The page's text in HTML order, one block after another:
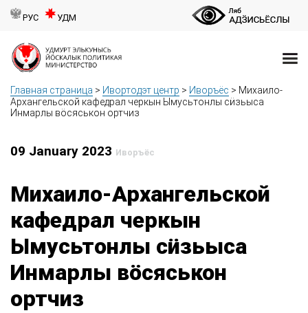
РУС УДМ
Главная страница > Ивортодэт центр > Иворъёс > Михаило-
Архангельской кафедрал черкын Ымусьтонлы сӥзьыса
Инмарлы вӧсяськон ортчиз
09 January 2023 Иворъёс
Михаило-Архангельской
кафедрал черкын
Ымусьтонлы сӥзьыса
Инмарлы вӧсяськон
ортчиз